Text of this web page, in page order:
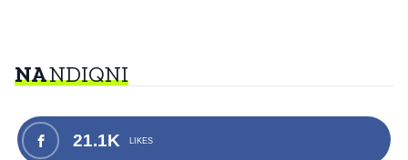
NANDIQNI
21.1K LIKES